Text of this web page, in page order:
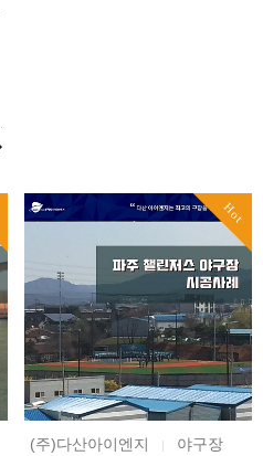
Hot
(주)다산아이엔지 | 야구장